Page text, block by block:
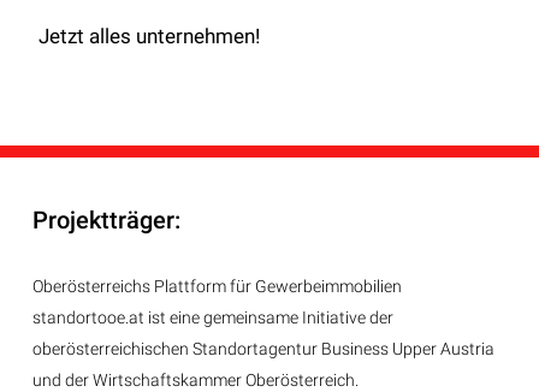
Jetzt alles unternehmen!
Projektträger:
Oberösterreichs Plattform für Gewerbeimmobilien
standortooe.at ist eine gemeinsame Initiative der
oberösterreichischen Standortagentur Business Upper Austria
und der Wirtschaftskammer Oberösterreich.